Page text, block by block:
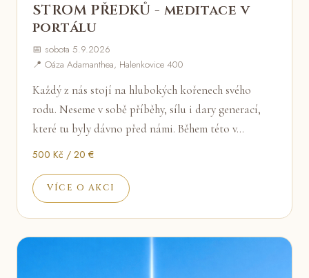
STROM PŘEDKŮ - meditace v
portálu
📅 sobota 5.9.2026
📍 Oáza Adamanthea, Halenkovice 400
Každý z nás stojí na hlubokých kořenech svého
rodu. Neseme v sobě příběhy, sílu i dary generací,
které tu byly dávno před námi. Během této v…
500 Kč / 20 €
VÍCE O AKCI